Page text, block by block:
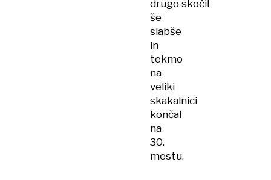
drugo skočil
še
slabše
in
tekmo
na
veliki
skakalnici
končal
na
30.
mestu.